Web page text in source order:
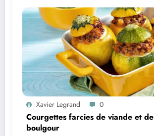
Xavier Legrand 0
Courgettes farcies de viande et de
boulgour